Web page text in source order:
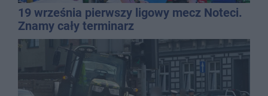
19 września pierwszy ligowy mecz Noteci.
Znamy cały terminarz